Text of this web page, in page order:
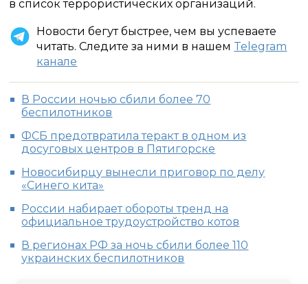
в список террористических организаций.
Новости бегут быстрее, чем вы успеваете
читать. Следите за ними в нашем Telegram
канале
В России ночью сбили более 70
беспилотников
ФСБ предотвратила теракт в одном из
досуговых центров в Пятигорске
Новосибирцу вынесли приговор по делу
«Синего кита»
России набирает обороты тренд на
официальное трудоустройство котов
В регионах РФ за ночь сбили более 110
украинских беспилотников